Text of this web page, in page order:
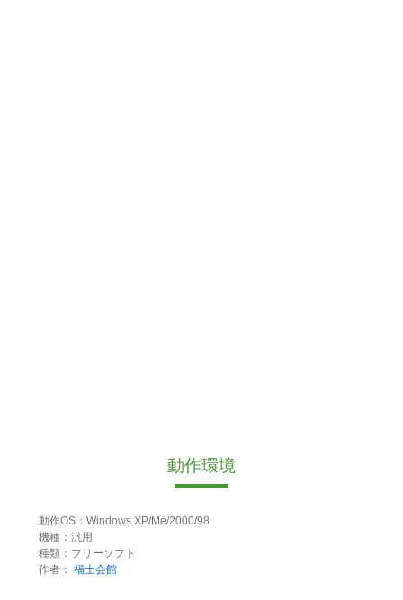
動作環境
動作OS：Windows XP/Me/2000/98
機種：汎用
種類：フリーソフト
作者： 福士会館